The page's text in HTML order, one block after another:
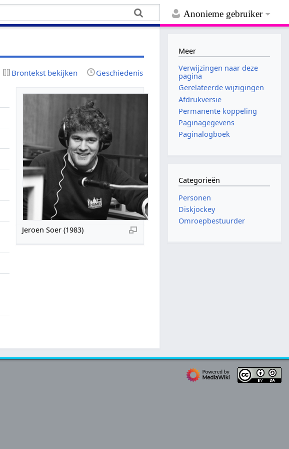
Anonieme gebruiker
Brontekst bekijken Geschiedenis
Jeroen Soer (1983)
Meer
Verwijzingen naar deze
pagina
Gerelateerde wijzigingen
Afdrukversie
Permanente koppeling
Paginagegevens
Paginalogboek
Categorieën
Personen
Diskjockey
Omroepbestuurder